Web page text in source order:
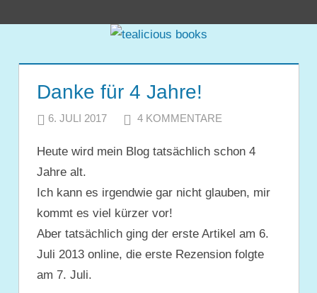
tealicious
books
Danke für 4 Jahre!
6. JULI 2017 JULIA
4 KOMMENTARE
Heute wird mein Blog tatsächlich schon 4
Jahre alt.
Ich kann es irgendwie gar nicht glauben, mir
kommt es viel kürzer vor!
Aber tatsächlich ging der erste Artikel am 6.
Juli 2013 online, die erste Rezension folgte
am 7. Juli.